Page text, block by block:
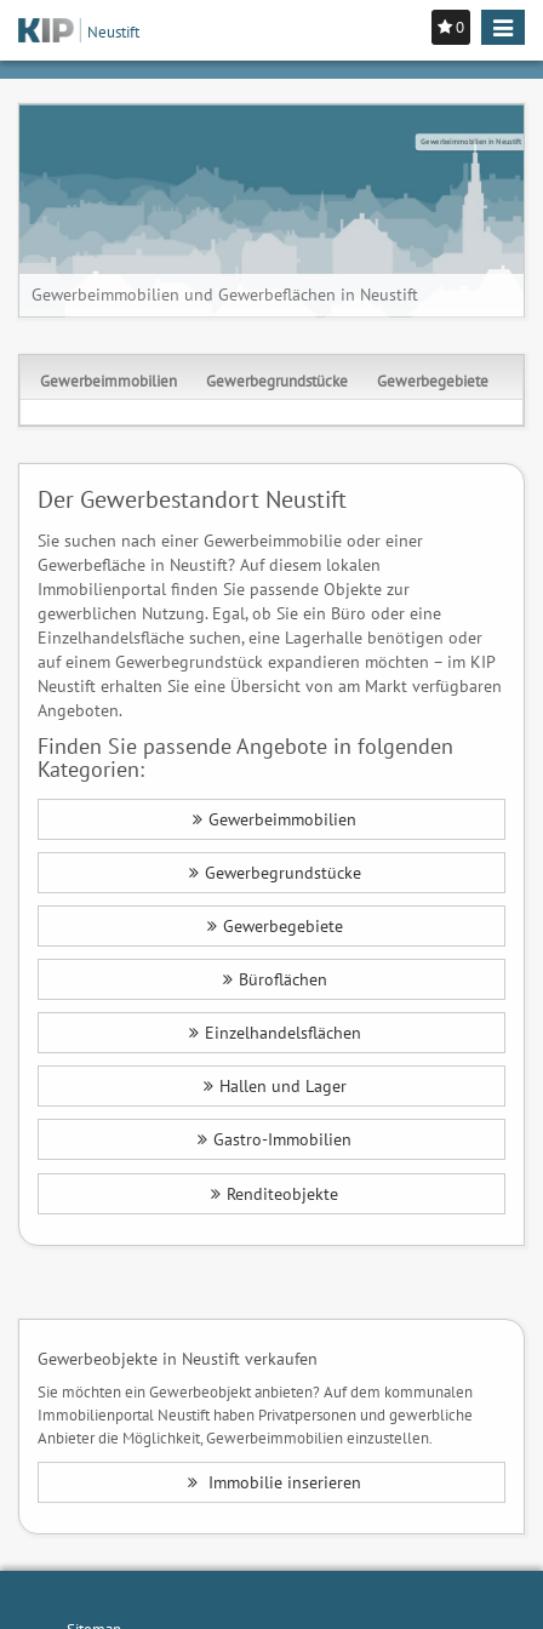
0
Toggle
Neustift
Gewerbeimmobilien in Neustift
Gewerbeimmobilien und Gewerbeflächen in Neustift
Gewerbeimmobilien Gewerbegrundstücke Gewerbegebiete
Der Gewerbestandort Neustift
Sie suchen nach einer Gewerbeimmobilie oder einer
Gewerbefläche in Neustift? Auf diesem lokalen
Immobilienportal finden Sie passende Objekte zur
gewerblichen Nutzung. Egal, ob Sie ein Büro oder eine
Einzelhandelsfläche suchen, eine Lagerhalle benötigen oder
auf einem Gewerbegrundstück expandieren möchten – im KIP
Neustift erhalten Sie eine Übersicht von am Markt verfügbaren
Angeboten.
Finden Sie passende Angebote in folgenden
Kategorien:
Gewerbeimmobilien
Gewerbegrundstücke
Gewerbegebiete
Büroflächen
Einzelhandelsflächen
Hallen und Lager
Gastro-Immobilien
Renditeobjekte
Gewerbeobjekte in Neustift verkaufen
Sie möchten ein Gewerbeobjekt anbieten? Auf dem kommunalen
Immobilienportal Neustift haben Privatpersonen und gewerbliche
Anbieter die Möglichkeit, Gewerbeimmobilien einzustellen.
Immobilie inserieren